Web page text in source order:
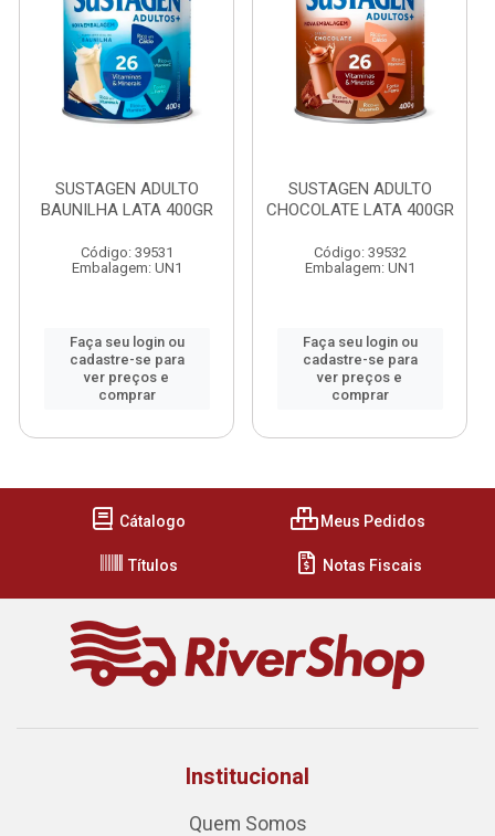
SUSTAGEN ADULTO
BAUNILHA LATA 400GR
Código: 39531
Embalagem: UN1
Faça seu login ou
cadastre-se para
ver preços e
comprar
SUSTAGEN ADULTO
CHOCOLATE LATA 400GR
Código: 39532
Embalagem: UN1
Faça seu login ou
cadastre-se para
ver preços e
comprar
Cátalogo Meus Pedidos
Títulos Notas Fiscais
Institucional
Quem Somos